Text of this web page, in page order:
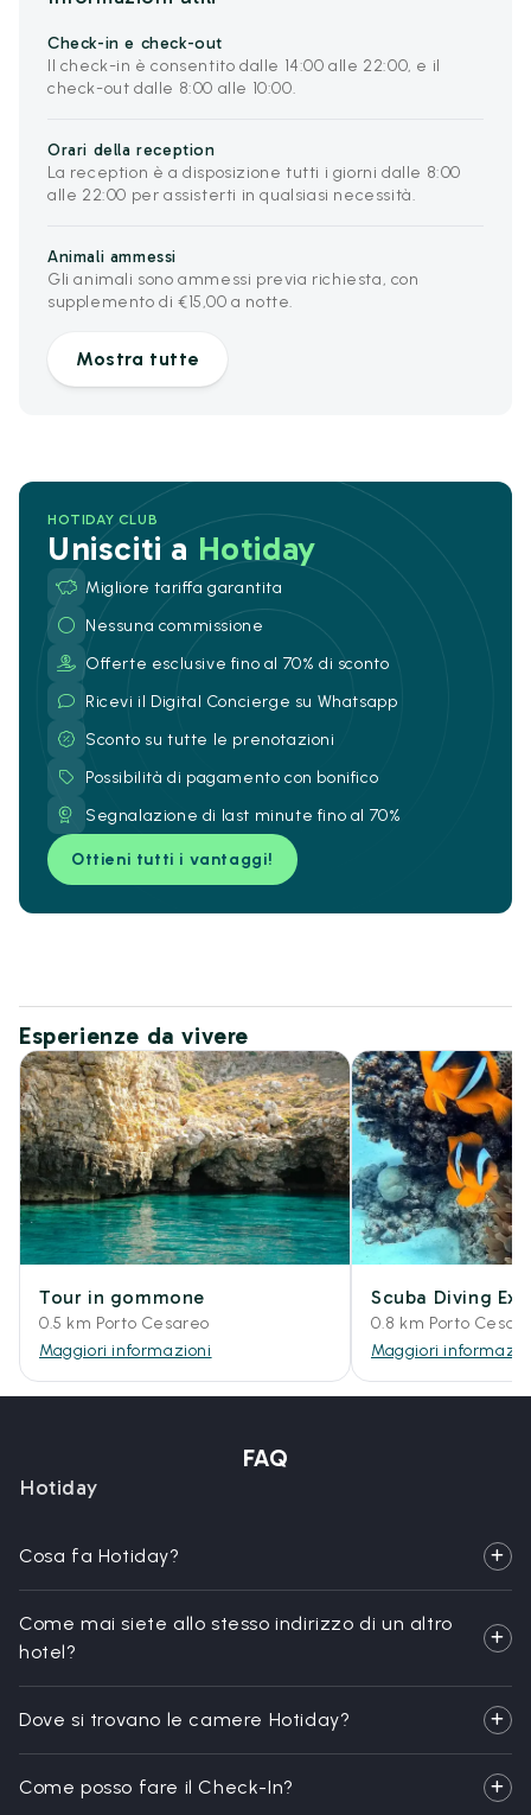
Check-in e check-out
Il check-in è consentito dalle 14:00 alle 22:00, e il
check-out dalle 8:00 alle 10:00.
Orari della reception
La reception è a disposizione tutti i giorni dalle 8:00
alle 22:00 per assisterti in qualsiasi necessità.
Animali ammessi
Gli animali sono ammessi previa richiesta, con
supplemento di €15,00 a notte.
Mostra tutte
HOTIDAY CLUB
Unisciti a Hotiday
Migliore tariffa garantita
Nessuna commissione
Offerte esclusive fino al 70% di sconto
Ricevi il Digital Concierge su Whatsapp
Sconto su tutte le prenotazioni
Possibilità di pagamento con bonifico
Segnalazione di last minute fino al 70%
Ottieni tutti i vantaggi!
Esperienze da vivere
Tour in gommone
0.5 km Porto Cesareo
Maggiori informazioni
Scuba Diving
0.8 km Porto
Maggiori
FAQ
Hotiday
Cosa fa Hotiday?
Come mai siete allo stesso indirizzo di un altro
hotel?
Dove si trovano le camere Hotiday?
Come posso fare il Check-In?